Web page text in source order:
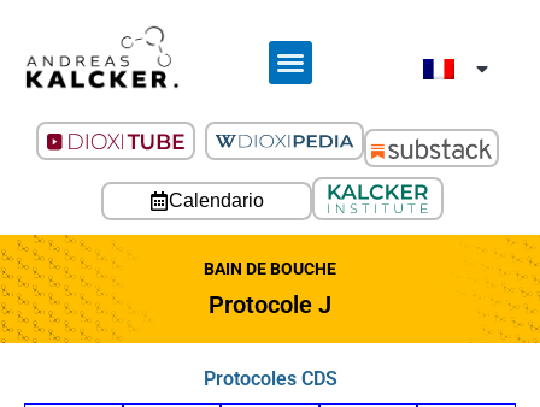
Calendario
BAIN DE BOUCHE
Protocole J
Protocoles CDS